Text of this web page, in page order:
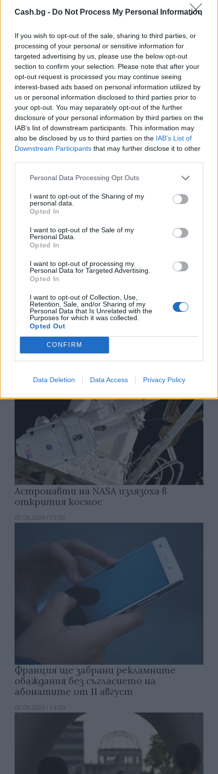
Cash.bg - Do Not Process My Personal Information
If you wish to opt-out of the sale, sharing to third parties, or
processing of your personal or sensitive information for
targeted advertising by us, please use the below opt-out
section to confirm your selection. Please note that after your
opt-out request is processed you may continue seeing
interest-based ads based on personal information utilized by
us or personal information disclosed to third parties prior to
your opt-out. You may separately opt-out of the further
disclosure of your personal information by third parties on the
IAB’s list of downstream participants. This information may
also be disclosed by us to third parties on the IAB’s List of
Downstream Participants that may further disclose it to other
Personal Data Processing Opt Outs
I want to opt-out of the Sharing of my
personal data.
Opted In
I want to opt-out of the Sale of my
Personal Data.
Opted In
I want to opt-out of processing my
Personal Data for Targeted Advertising.
Opted In
I want to opt-out of Collection, Use,
Retention, Sale, and/or Sharing of my
Personal Data that Is Unrelated with the
Purposes for which it was collected.
Opted Out
CONFIRM
Data Deletion Data Access Privacy Policy
Древен храм на почти 900 години
откриха под кафене за сладолед в
Полша
Изкуствен интелект за първи път
създаде нови жизнеспособни вируси
07.08.2026 / 15:30
Астронавти на NASA излязоха в
открития космос
07.08.2026 / 15:00
Франция ще забрани рекламните
обаждания без съгласието на
абонатите от 11 август
07.08.2026 / 14:30